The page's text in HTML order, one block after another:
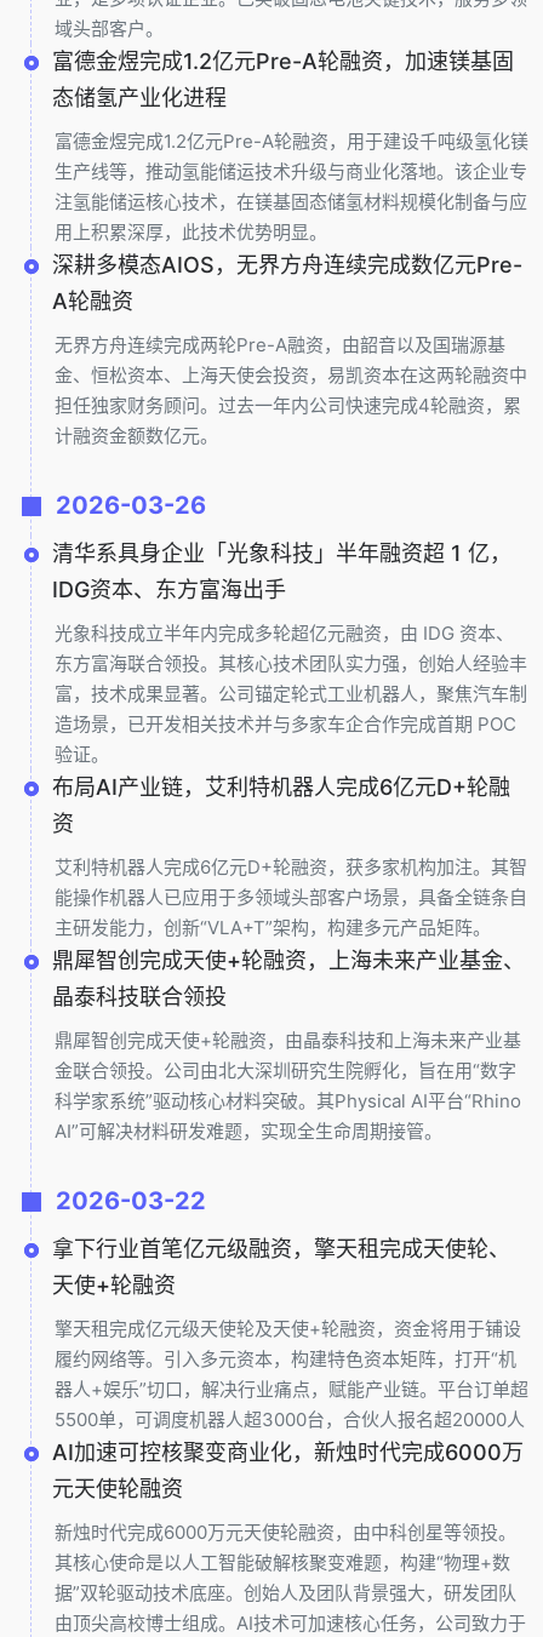
域头部客户。
富德金煜完成1.2亿元Pre-A轮融资，加速镁基固
态储氢产业化进程
富德金煜完成1.2亿元Pre-A轮融资，用于建设千吨级氢化镁
生产线等，推动氢能储运技术升级与商业化落地。该企业专
注氢能储运核心技术，在镁基固态储氢材料规模化制备与应
用上积累深厚，此技术优势明显。
深耕多模态AIOS，无界方舟连续完成数亿元Pre-
A轮融资
无界方舟连续完成两轮Pre-A融资，由韶音以及国瑞源基
金、恒松资本、上海天使会投资，易凯资本在这两轮融资中
担任独家财务顾问。过去一年内公司快速完成4轮融资，累
计融资金额数亿元。
2026-03-26
清华系具身企业「光象科技」半年融资超 1 亿，
IDG资本、东方富海出手
光象科技成立半年内完成多轮超亿元融资，由 IDG 资本、
东方富海联合领投。其核心技术团队实力强，创始人经验丰
富，技术成果显著。公司锚定轮式工业机器人，聚焦汽车制
造场景，已开发相关技术并与多家车企合作完成首期 POC
验证。
布局AI产业链，艾利特机器人完成6亿元D+轮融
资
艾利特机器人完成6亿元D+轮融资，获多家机构加注。其智
能操作机器人已应用于多领域头部客户场景，具备全链条自
主研发能力，创新“VLA+T”架构，构建多元产品矩阵。
鼎犀智创完成天使+轮融资，上海未来产业基金、
晶泰科技联合领投
鼎犀智创完成天使+轮融资，由晶泰科技和上海未来产业基
金联合领投。公司由北大深圳研究生院孵化，旨在用“数字
科学家系统”驱动核心材料突破。其Physical AI平台“Rhino
AI”可解决材料研发难题，实现全生命周期接管。
2026-03-22
拿下行业首笔亿元级融资，擎天租完成天使轮、
天使+轮融资
擎天租完成亿元级天使轮及天使+轮融资，资金将用于铺设
履约网络等。引入多元资本，构建特色资本矩阵，打开“机
器人+娱乐”切口，解决行业痛点，赋能产业链。平台订单超
5500单，可调度机器人超3000台，合伙人报名超20000人
AI加速可控核聚变商业化，新烛时代完成6000万
元天使轮融资
新烛时代完成6000万元天使轮融资，由中科创星等领投。
其核心使命是以人工智能破解核聚变难题，构建“物理+数
据”双轮驱动技术底座。创始人及团队背景强大，研发团队
由顶尖高校博士组成。AI技术可加速核心任务，公司致力于